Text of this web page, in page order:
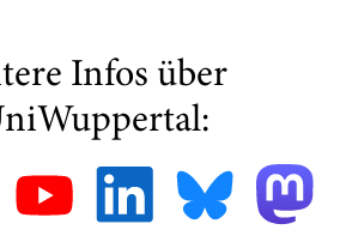
Infos über